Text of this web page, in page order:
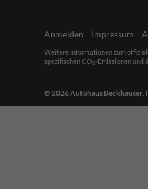
Anmelden Impressum
Weitere Informationen zum
spezifischen CO2-Emissionen und
© 2026Autohaus Beckhäuser